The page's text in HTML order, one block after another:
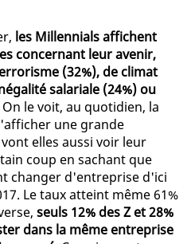
les Millennials affichent
concernant leur avenir,
(32%), de climat
salariale (24%) ou
On le voit, au quotidien, la
une grande
elles aussi voir leur
coup en sachant que
changer d'entreprise d'ici
Le taux atteint même 61%
seuls 12% des Z et 28%
dans la même entreprise